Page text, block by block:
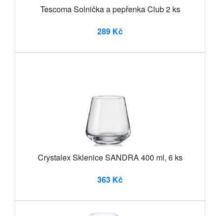
Tescoma Solnička a pepřenka Club 2 ks
289 Kč
Crystalex Sklenice SANDRA 400 ml, 6 ks
363 Kč